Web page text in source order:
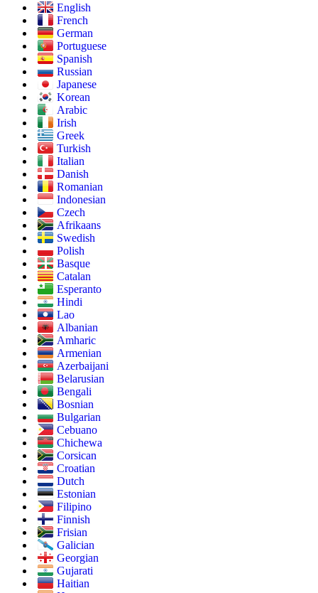
English
French
German
Portuguese
Spanish
Russian
Japanese
Korean
Arabic
Irish
Greek
Turkish
Italian
Danish
Romanian
Indonesian
Czech
Afrikaans
Swedish
Polish
Basque
Catalan
Esperanto
Hindi
Lao
Albanian
Amharic
Armenian
Azerbaijani
Belarusian
Bengali
Bosnian
Bulgarian
Cebuano
Chichewa
Corsican
Croatian
Dutch
Estonian
Filipino
Finnish
Frisian
Galician
Georgian
Gujarati
Haitian